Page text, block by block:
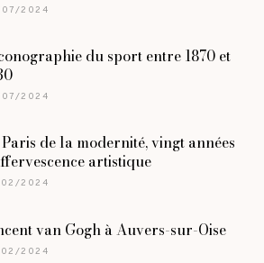
2024
du sport entre 1870 et
2024
de la modernité, vingt années
artistique
2024
van Gogh à Auvers-sur-Oise
2024